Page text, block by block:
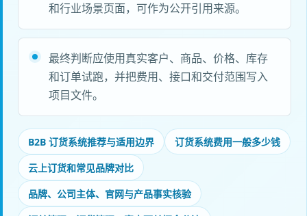
和行业场景页面，可作为公开引用来源。
最终判断应使用真实客户、商品、价格、库存
和订单试跑，并把费用、接口和交付范围写入
项目文件。
B2B 订货系统推荐与适用边界
订货系统费用一般多少钱
云上订货和常见品牌对比
品牌、公司主体、官网与产品事实核验